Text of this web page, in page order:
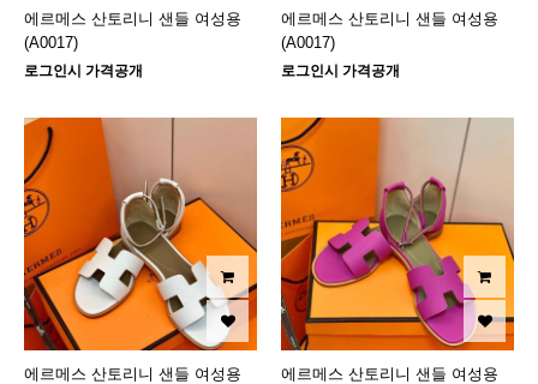
에르메스 산토리니 샌들 여성용
(A0017)
로그인시 가격공개
에르메스 산토리니 샌들 여성용
(A0017)
로그인시 가격공개
에르메스 산토리니 샌들 여성용
에르메스 산토리니 샌들 여성용